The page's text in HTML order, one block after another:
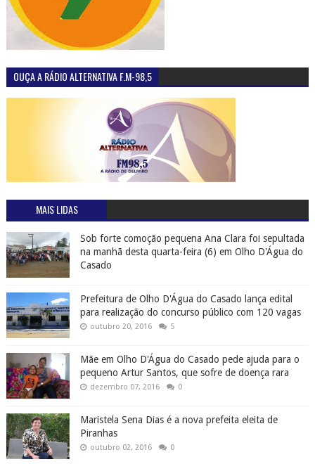
OUÇA A RÁDIO ALTERNATIVA F.M-98,5
MAIS LIDAS
Sob forte comoção pequena Ana Clara foi sepultada
na manhã desta quarta-feira (6) em Olho D'Água do
Casado
Prefeitura de Olho D'Água do Casado lança edital
para realização do concurso público com 120 vagas
outubro 20, 2016 5
Mãe em Olho D'Água do Casado pede ajuda para o
pequeno Artur Santos, que sofre de doença rara
dezembro 07, 2016 0
Maristela Sena Dias é a nova prefeita eleita de
Piranhas
outubro 02, 2016 0